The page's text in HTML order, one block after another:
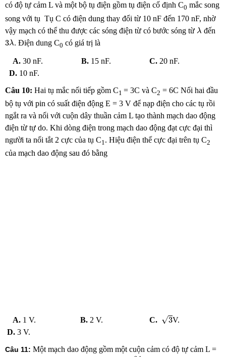
có độ tự cảm L và một bộ tụ điện gồm tụ điện cố định C0 mắc song
song với tụ Tụ C có điện dung thay đổi từ 10 nF đến 170 nF, nhờ
vậy mạch có thể thu được các sóng điện từ có bước sóng từ λ
λ đến
3λ
3 λ . Điện dung C0 có giá trị là
A. 30 nF. B. 15 nF. C. 20 nF.
D. 10 nF.
Câu 10: Hai tụ mắc nối tiếp gồm C1 = 3C và C2 = 6C Nối hai đầu
bộ tụ với pin có suất điện động E = 3 V để nạp điện cho các tụ rồi
ngắt ra và nối với cuộn dây thuần cảm L tạo thành mạch dao động
điện từ tự do. Khi dòng điện trong mạch dao động đạt cực đại thì
người ta nối tắt 2 cực của tụ C1. Hiệu điện thế cực đại trên tụ C2
của mạch dao động sau đó bằng
A. 1 V. B. 2 V. C. √3V.
D. 3 V.
Câu 11: Một mạch dao động gồm một cuộn cảm có độ tự cảm L =